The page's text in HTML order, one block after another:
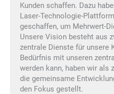
Kunden schaffen. Dazu
Laser-Technologie-
geschaffen, um Mehrwert-
Unsere Vision besteht aus
zentrale Dienste für unsere
Bedürfnis mit unseren
werden kann, haben wir als
die gemeinsame
den Fokus gestellt.